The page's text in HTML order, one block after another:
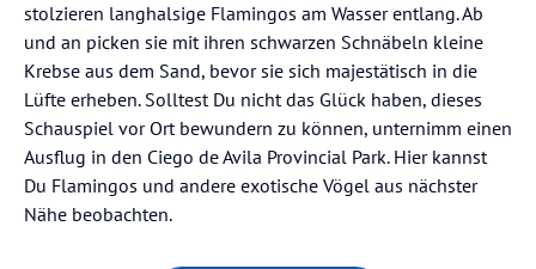
stolzieren langhalsige Flamingos am Wasser entlang. Ab
und an picken sie mit ihren schwarzen Schnäbeln kleine
Krebse aus dem Sand, bevor sie sich majestätisch in die
Lüfte erheben. Solltest Du nicht das Glück haben, dieses
Schauspiel vor Ort bewundern zu können, unternimm einen
Ausflug in den Ciego de Avila Provincial Park. Hier kannst
Du Flamingos und andere exotische Vögel aus nächster
Nähe beobachten.